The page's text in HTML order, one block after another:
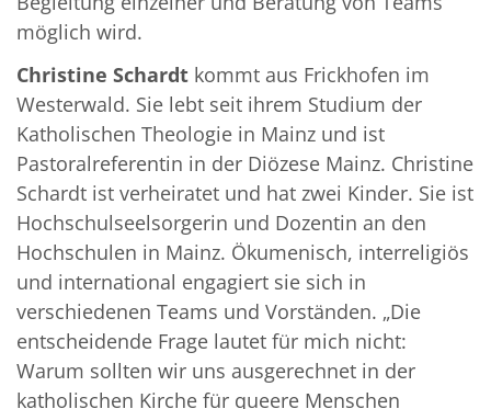
möglich wird.
Christine Schardt kommt aus Frickhofen im
Westerwald. Sie lebt seit ihrem Studium der
Katholischen Theologie in Mainz und ist
Pastoralreferentin in der Diözese Mainz. Christine
Schardt ist verheiratet und hat zwei Kinder. Sie ist
Hochschulseelsorgerin und Dozentin an den
Hochschulen in Mainz. Ökumenisch, interreligiös
und international engagiert sie sich in
verschiedenen Teams und Vorständen. „Die
entscheidende Frage lautet für mich nicht:
Warum sollten wir uns ausgerechnet in der
katholischen Kirche für queere Menschen